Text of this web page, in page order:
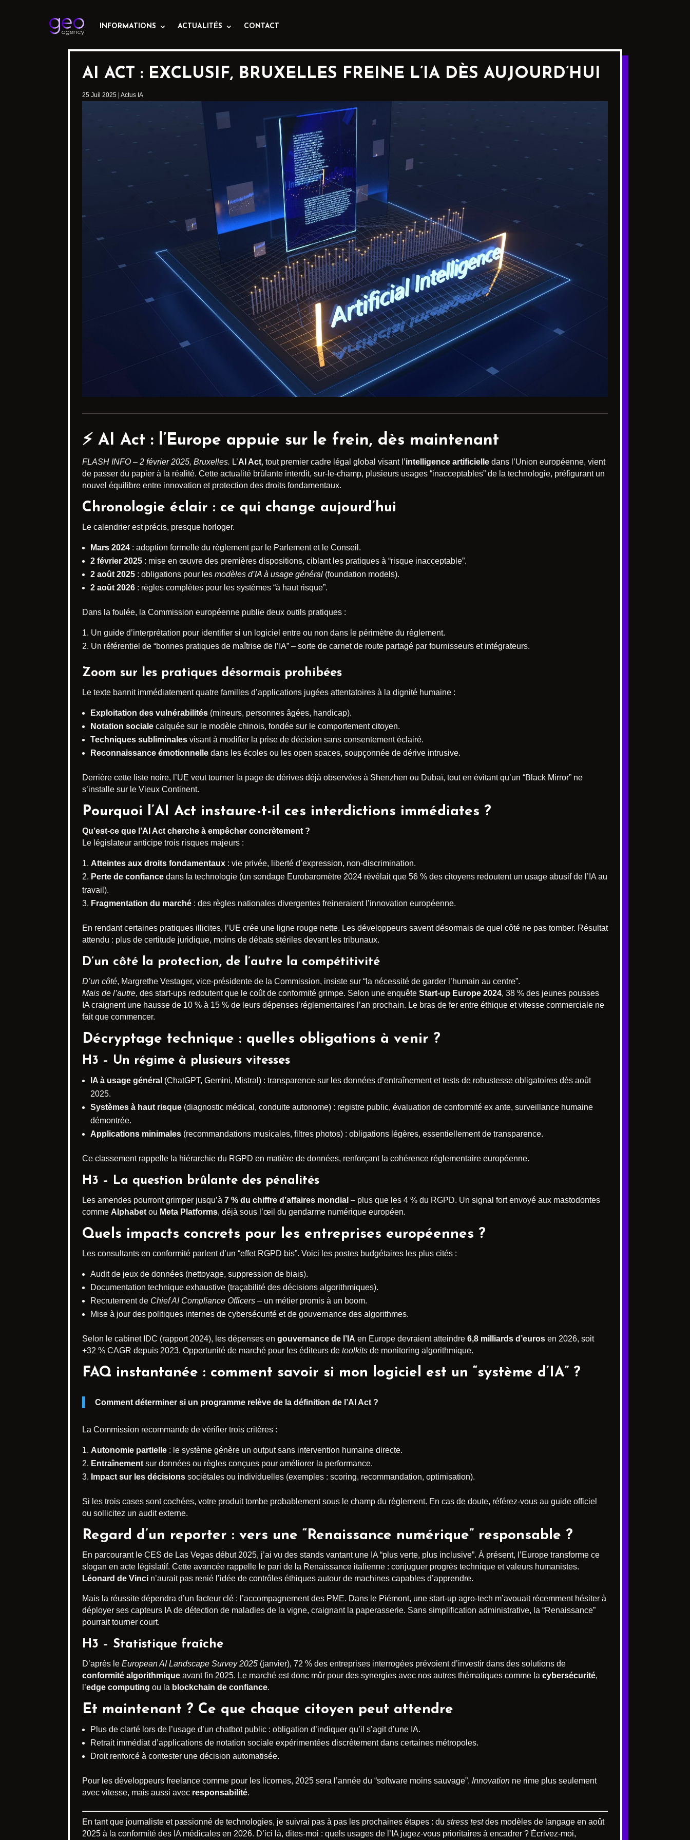
INFORMATIONS ACTUALITÉS CONTACT
AI ACT : EXCLUSIF, BRUXELLES FREINE L’IA DÈS AUJOURD’HUI
25 Juil 2025 Actus IA
⚡️ AI Act : l’Europe appuie sur le frein, dès maintenant
FLASH INFO – 2 février 2025, Bruxelles. L’AI Act, tout premier cadre légal global visant l’intelligence artificielle dans l’Union européenne, vient
de passer du papier à la réalité. Cette actualité brûlante interdit, sur-le-champ, plusieurs usages “inacceptables” de la technologie, préfigurant un
nouvel équilibre entre innovation et protection des droits fondamentaux.
Chronologie éclair : ce qui change aujourd’hui
Le calendrier est précis, presque horloger.
Mars 2024 : adoption formelle du règlement par le Parlement et le Conseil.
2 février 2025 : mise en œuvre des premières dispositions, ciblant les pratiques à “risque inacceptable”.
2 août 2025 : obligations pour les modèles d’IA à usage général (foundation models).
2 août 2026 : règles complètes pour les systèmes “à haut risque”.
Dans la foulée, la Commission européenne publie deux outils pratiques :
Un guide d’interprétation pour identifier si un logiciel entre ou non dans le périmètre du règlement.
Un référentiel de “bonnes pratiques de maîtrise de l’IA” – sorte de carnet de route partagé par fournisseurs et intégrateurs.
Zoom sur les pratiques désormais prohibées
Le texte bannit immédiatement quatre familles d’applications jugées attentatoires à la dignité humaine :
Exploitation des vulnérabilités (mineurs, personnes âgées, handicap).
Notation sociale calquée sur le modèle chinois, fondée sur le comportement citoyen.
Techniques subliminales visant à modifier la prise de décision sans consentement éclairé.
Reconnaissance émotionnelle dans les écoles ou les open spaces, soupçonnée de dérive intrusive.
Derrière cette liste noire, l’UE veut tourner la page de dérives déjà observées à Shenzhen ou Dubaï, tout en évitant qu’un “Black Mirror” ne
s’installe sur le Vieux Continent.
Pourquoi l’AI Act instaure-t-il ces interdictions immédiates ?
Qu’est-ce que l’AI Act cherche à empêcher concrètement ?
Le législateur anticipe trois risques majeurs :
Atteintes aux droits fondamentaux : vie privée, liberté d’expression, non-discrimination.
Perte de confiance dans la technologie (un sondage Eurobaromètre 2024 révélait que 56 % des citoyens redoutent un usage abusif de l’IA au
travail).
Fragmentation du marché : des règles nationales divergentes freineraient l’innovation européenne.
En rendant certaines pratiques illicites, l’UE crée une ligne rouge nette. Les développeurs savent désormais de quel côté ne pas tomber. Résultat
attendu : plus de certitude juridique, moins de débats stériles devant les tribunaux.
D’un côté la protection, de l’autre la compétitivité
D’un côté, Margrethe Vestager, vice-présidente de la Commission, insiste sur “la nécessité de garder l’humain au centre”.
Mais de l’autre, des start-ups redoutent que le coût de conformité grimpe. Selon une enquête Start-up Europe 2024, 38 % des jeunes pousses
IA craignent une hausse de 10 % à 15 % de leurs dépenses réglementaires l’an prochain. Le bras de fer entre éthique et vitesse commerciale ne
fait que commencer.
Décryptage technique : quelles obligations à venir ?
H3 – Un régime à plusieurs vitesses
IA à usage général (ChatGPT, Gemini, Mistral) : transparence sur les données d’entraînement et tests de robustesse obligatoires dès août
2025.
Systèmes à haut risque (diagnostic médical, conduite autonome) : registre public, évaluation de conformité ex ante, surveillance humaine
démontrée.
Applications minimales (recommandations musicales, filtres photos) : obligations légères, essentiellement de transparence.
Ce classement rappelle la hiérarchie du RGPD en matière de données, renforçant la cohérence réglementaire européenne.
H3 – La question brûlante des pénalités
Les amendes pourront grimper jusqu’à 7 % du chiffre d’affaires mondial – plus que les 4 % du RGPD. Un signal fort envoyé aux mastodontes
comme Alphabet ou Meta Platforms, déjà sous l’œil du gendarme numérique européen.
Quels impacts concrets pour les entreprises européennes ?
Les consultants en conformité parlent d’un “effet RGPD bis”. Voici les postes budgétaires les plus cités :
Audit de jeux de données (nettoyage, suppression de biais).
Documentation technique exhaustive (traçabilité des décisions algorithmiques).
Recrutement de Chief AI Compliance Officers – un métier promis à un boom.
Mise à jour des politiques internes de cybersécurité et de gouvernance des algorithmes.
Selon le cabinet IDC (rapport 2024), les dépenses en gouvernance de l’IA en Europe devraient atteindre 6,8 milliards d’euros en 2026, soit
+32 % CAGR depuis 2023. Opportunité de marché pour les éditeurs de toolkits de monitoring algorithmique.
FAQ instantanée : comment savoir si mon logiciel est un “système d’IA” ?
Comment déterminer si un programme relève de la définition de l’AI Act ?
La Commission recommande de vérifier trois critères :
Autonomie partielle : le système génère un output sans intervention humaine directe.
Entraînement sur données ou règles conçues pour améliorer la performance.
Impact sur les décisions sociétales ou individuelles (exemples : scoring, recommandation, optimisation).
Si les trois cases sont cochées, votre produit tombe probablement sous le champ du règlement. En cas de doute, référez-vous au guide officiel
ou sollicitez un audit externe.
Regard d’un reporter : vers une “Renaissance numérique” responsable ?
En parcourant le CES de Las Vegas début 2025, j’ai vu des stands vantant une IA “plus verte, plus inclusive”. À présent, l’Europe transforme ce
slogan en acte législatif. Cette avancée rappelle le pari de la Renaissance italienne : conjuguer progrès technique et valeurs humanistes.
Léonard de Vinci n’aurait pas renié l’idée de contrôles éthiques autour de machines capables d’apprendre.
Mais la réussite dépendra d’un facteur clé : l’accompagnement des PME. Dans le Piémont, une start-up agro-tech m’avouait récemment hésiter à
déployer ses capteurs IA de détection de maladies de la vigne, craignant la paperasserie. Sans simplification administrative, la “Renaissance”
pourrait tourner court.
H3 – Statistique fraîche
D’après le European AI Landscape Survey 2025 (janvier), 72 % des entreprises interrogées prévoient d’investir dans des solutions de
conformité algorithmique avant fin 2025. Le marché est donc mûr pour des synergies avec nos autres thématiques comme la cybersécurité,
l’edge computing ou la blockchain de confiance.
Et maintenant ? Ce que chaque citoyen peut attendre
Plus de clarté lors de l’usage d’un chatbot public : obligation d’indiquer qu’il s’agit d’une IA.
Retrait immédiat d’applications de notation sociale expérimentées discrètement dans certaines métropoles.
Droit renforcé à contester une décision automatisée.
Pour les développeurs freelance comme pour les licornes, 2025 sera l’année du “software moins sauvage”. Innovation ne rime plus seulement
avec vitesse, mais aussi avec responsabilité.
En tant que journaliste et passionné de technologies, je suivrai pas à pas les prochaines étapes : du stress testdes modèles de langage en août
2025 à la conformité des IA médicales en 2026. D’ici là, dites-moi : quels usages de l’IA jugez-vous prioritaires à encadrer ? Écrivez-moi,